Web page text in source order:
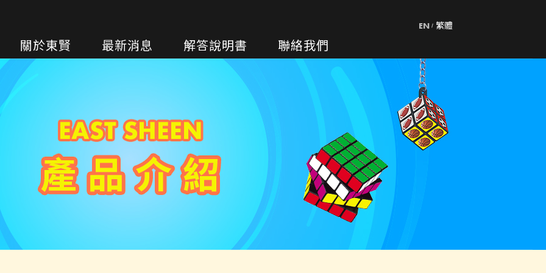
關於東賢 最新消息 解答說明書 聯絡我們
EN 繁體